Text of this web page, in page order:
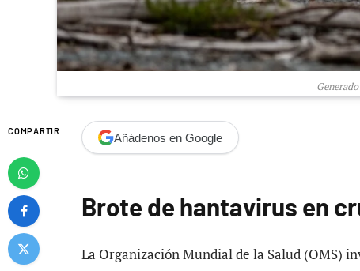
COMPARTIR Añádenos en Google
Brote de hantavirus en
La Organización Mundial de la Salud (OMS)